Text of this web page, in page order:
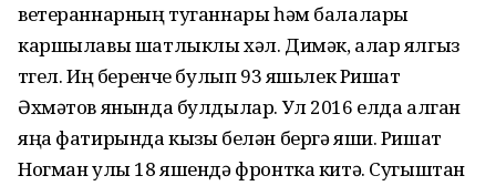
ветераннарның туганнары һәм балалары
каршылавы шатлыклы хәл. Димәк, алар ялгыз
түгел. Иң беренче булып 93 яшьлек Ришат
Әхмәтов янында булдылар. Ул 2016 елда алган
яңа фатирында кызы белән бергә яши. Ришат
Ногман улы 18 яшендә фронтка китә. Сугыштан